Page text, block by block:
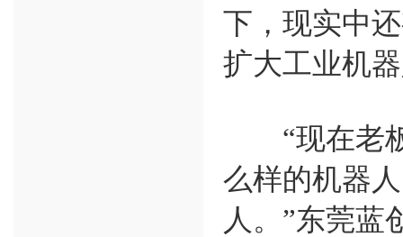
下，现实中
扩大工业机
“现在老板
么样的机器
人。”东莞蓝